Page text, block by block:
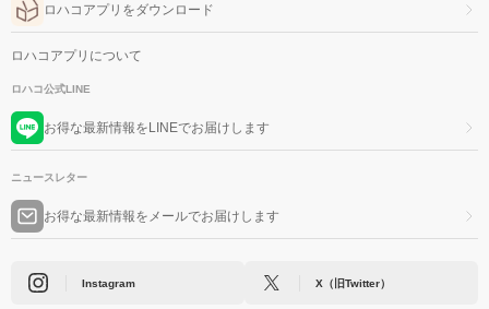
ロハコアプリをダウンロード
ロハコアプリについて
ロハコ公式LINE
お得な最新情報をLINEでお届けします
ニュースレター
お得な最新情報をメールでお届けします
Instagram X（旧Twitter）